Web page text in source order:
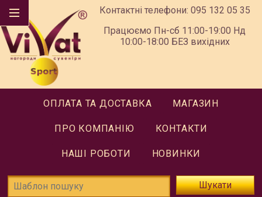
Контактні телефони: 095 132 05 35
Працюємо Пн-сб 11:00-19:00 Нд
10:00-18:00 БЕЗ вихідних
ОПЛАТА ТА ДОСТАВКА МАГАЗИН
ПРО КОМПАНІЮ КОНТАКТИ
НАШІ РОБОТИ НОВИНКИ
Шукати